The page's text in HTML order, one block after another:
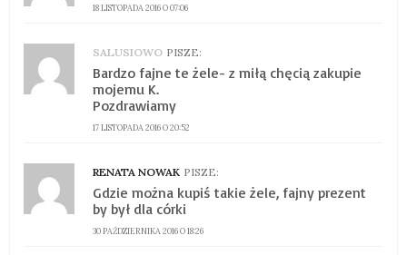
18 LISTOPADA 2016 O 07:06
SALUSIOWO PISZE:
17 LISTOPADA 2016 O 20:52
Bardzo fajne te żele- z miłą chęcią zakupie
mojemu K.
Pozdrawiamy
RENATA NOWAK PISZE:
30 PAŹDZIERNIKA 2016 O 18:26
Gdzie można kupiś takie żele, fajny prezent
by był dla córki